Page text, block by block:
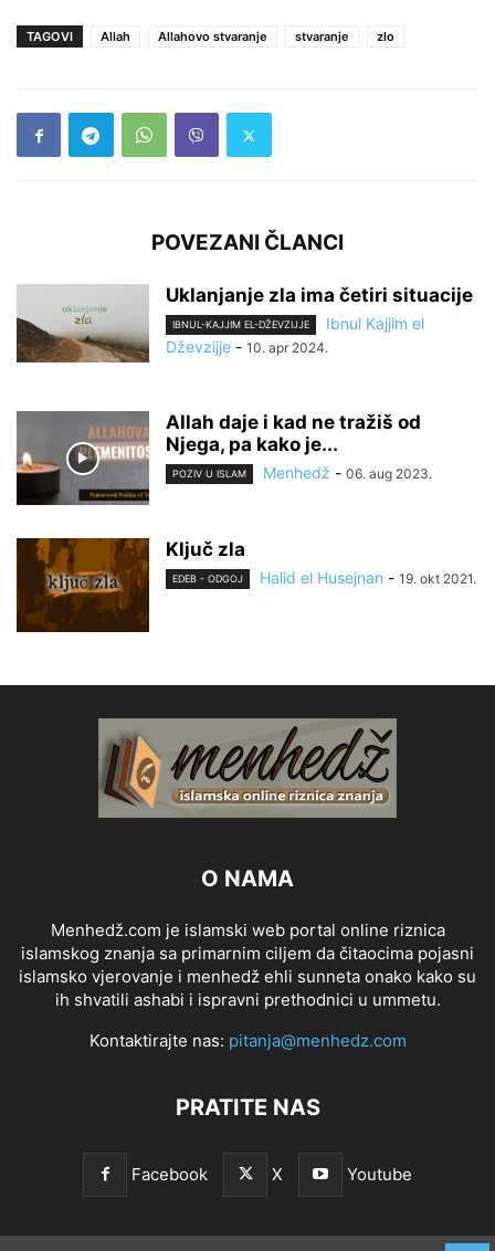
TAGOVI Allah Allahovo stvaranje stvaranje zlo
POVEZANI ČLANCI
Uklanjanje zla ima četiri situacije
IBNUL-KAJJIM EL-DŽEVZIJJE
Ibnul Kajjim el
Dževzijje - 10. apr 2024.
Allah daje i kad ne tražiš od
Njega, pa kako je...
POZIV U ISLAM Menhedž - 06. aug 2023.
Ključ zla
EDEB - ODGOJ Halid el Husejnan - 19. okt 2021.
O NAMA
Menhedž.com je islamski web portal online riznica
islamskog znanja sa primarnim ciljem da čitaocima pojasni
islamsko vjerovanje i menhedž ehli sunneta onako kako su
ih shvatili ashabi i ispravni prethodnici u ummetu.
Kontaktirajte nas: pitanja@menhedz.com
PRATITE NAS
Facebook X Youtube